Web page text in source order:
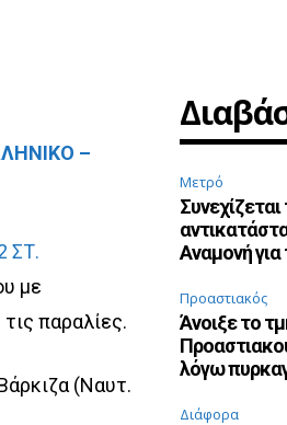
–
ΣΤ.
με
παραλίες.
(Ναυτ.
Μετρό
Αναμονή
Προαστιακός
Άνοιξε το
λόγω
Διάφορα